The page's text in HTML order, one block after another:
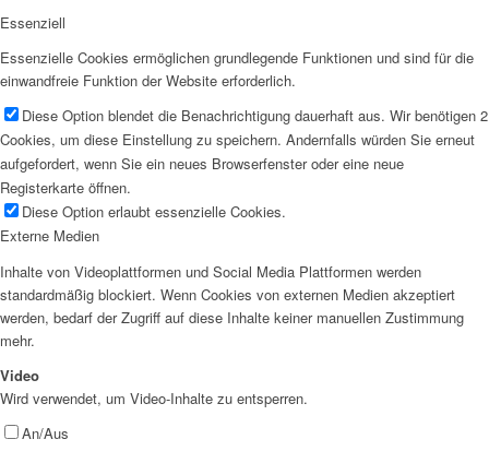
Essenziell
Essenzielle Cookies ermöglichen grundlegende Funktionen und sind für die
einwandfreie Funktion der Website erforderlich.
Diese Option blendet die Benachrichtigung dauerhaft aus. Wir benötigen 2
Cookies, um diese Einstellung zu speichern. Andernfalls würden Sie erneut
aufgefordert, wenn Sie ein neues Browserfenster oder eine neue
Registerkarte öffnen.
Diese Option erlaubt essenzielle Cookies.
Externe Medien
Inhalte von Videoplattformen und Social Media Plattformen werden
standardmäßig blockiert. Wenn Cookies von externen Medien akzeptiert
werden, bedarf der Zugriff auf diese Inhalte keiner manuellen Zustimmung
mehr.
Video
Wird verwendet, um Video-Inhalte zu entsperren.
An/Aus